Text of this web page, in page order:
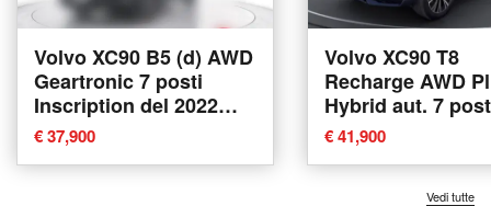
Volvo XC90 B5 (d) AWD
Geartronic 7 posti
Inscription del 2022
usata a Corciano
€ 37,900
Volvo XC90 T8
Recharge AWD
Hybrid aut. 7
design del 2022
Corciano
€ 41,900
Vedi tutte